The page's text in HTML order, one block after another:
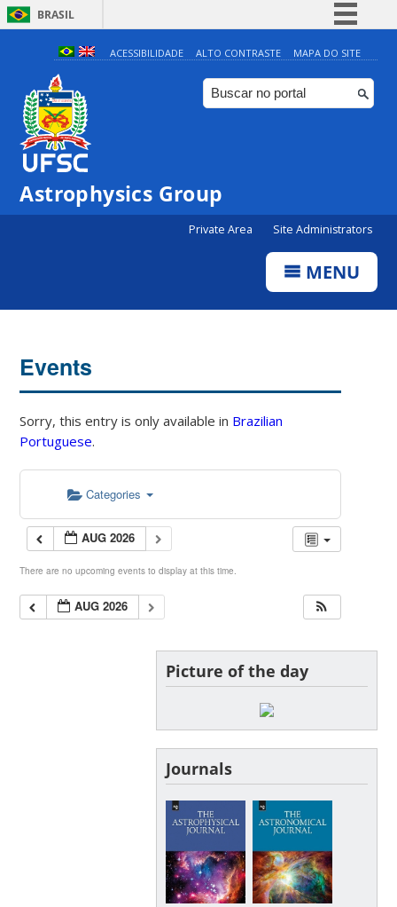
BRASIL
Simplifique!
Comunica BR
Participe
ACESSIBILIDADE ALTO CONTRASTE MAPA DO SITE
Astrophysics Group
Private Area Site Administrators
MENU
Events
Sorry, this entry is only available in Brazilian
Portuguese.
Categories
AUG 2026
There are no upcoming events to display at this time.
AUG 2026
Picture of the day
Journals